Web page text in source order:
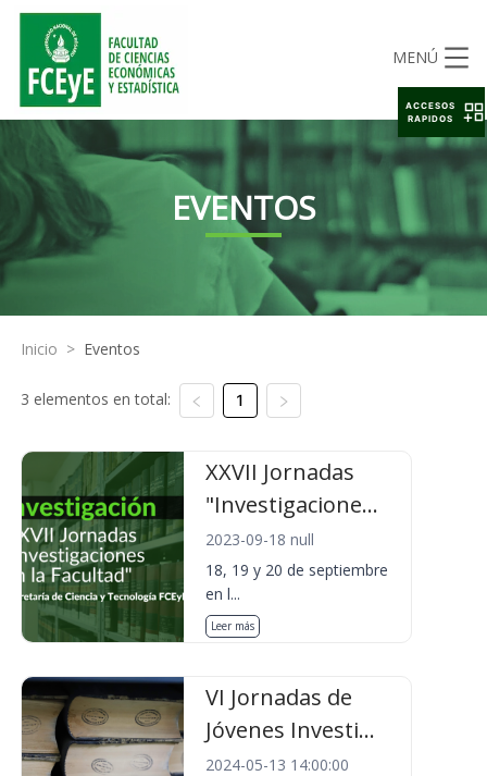
MENÚ
EVENTOS
Inicio > Eventos
3 elementos en total: 1
XXVII Jornadas
"Investigacione...
2023-09-18 null
18, 19 y 20 de septiembre
en l...
Leer más
VI Jornadas de
Jóvenes Investi...
2024-05-13 14:00:00
ACCESOS
RAPIDOS